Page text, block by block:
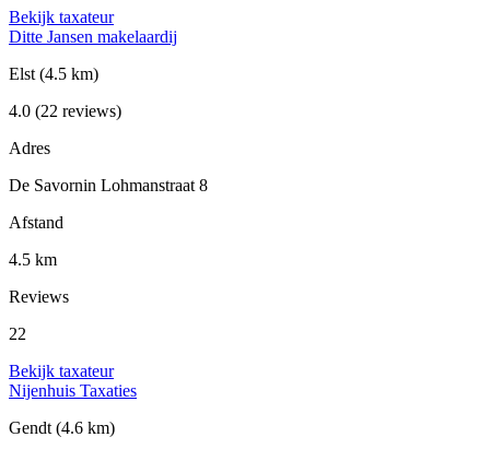
Bekijk taxateur
Ditte Jansen makelaardij
Elst (4.5 km)
4.0 (22 reviews)
Adres
De Savornin Lohmanstraat 8
Afstand
4.5 km
Reviews
22
Bekijk taxateur
Nijenhuis Taxaties
Gendt (4.6 km)